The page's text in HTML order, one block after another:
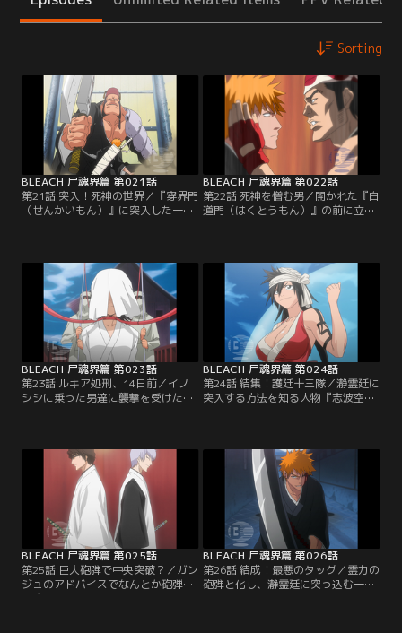
Sorting
BLEACH 尸魂界篇 第021話
第21話 突入！死神の世界／『穿界門
（せんかいもん）』に突入した一
そうになりながらもなんとか『尸魂
界』に到着する。一行が最初に足を
踏み入れたのは、『流魂街（るこん
がい）』と呼ばれるこの世界に導か
れた魂が最初に住まう場所。人影の
ない流魂街の向こう…。【提供：バ
ンダイチャンネル】
BLEACH 尸魂界篇 第022話
第22話 死神を憎む男／開かれた『白
道門（はくとうもん）』の前に立ち
る。驚愕する夜一を横に平然として
いる一護。一方ギンは、一護の名を
聞くといきなり斬魄刀を解放して攻
撃してきた。かろうじて斬月（ざん
げつ）で防御する一護だったが、結
局、門は閉ざされてしまう。【提
供：バンダイチャンネル】
BLEACH 尸魂界篇 第023話
第23話 ルキア処刑、14日前／イノ
シシに乗った男達に襲撃を受けた一
いた目覚まし時計に勝負を中断され
る。現れた時と同様にあっという間
に去って行くイノシシ軍団。ボーゼ
ンとする一護達。翌朝、瀞霊廷に入
る方法を知る『志波空鶴（しばくう
かく）』という人物を…。【提供：
バンダイチャンネル】
BLEACH 尸魂界篇 第024話
第24話 結集！護廷十三隊／瀞霊廷に
突入する方法を知る人物『志波空
である。驚く一護達の前で突入方法
を説明する空鶴。それは一護達を霊
力で固めた砲弾にして志波家が誇る
火筒で打ち上げ、空から瀞霊廷に突
っ込むというとてつもない方法だっ
た。無理やり霊力の砲弾を…。【提
供：バンダイチャンネル】
BLEACH 尸魂界篇 第025話
第25話 巨大砲弾で中央突破？／ガン
ジュのアドバイスでなんとか砲弾の
形成のための霊力のコントロールに
BLEACH 尸魂界篇 第026話
第26話 結成！最悪のタッグ／霊力の
砲弾と化し、瀞霊廷に突っ込む一護